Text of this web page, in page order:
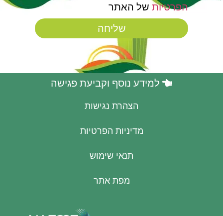
הפרטיות של האתר
שליחה
למידע נוסף וקביעת פגישה
הצהרת נגישות
מדיניות הפרטיות
תנאי שימוש
מפת אתר